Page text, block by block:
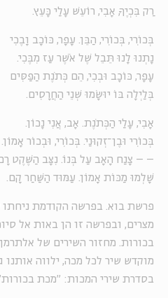
רַק בִּכְיֶךָ, אָבִי, רוֹעֵשׁ עָלַי כָּעֵץ.
בְּכוֹרִי, בְּכוֹרִי, הַבֵּן. עָפָר, כּוֹכָב וָבֶכִי
נָתְנוּ לָנוּ תֵּבֵל שֶׁל אֹשֶׁר עַז מִבֶּכִי.
עָפָר, כּוֹכָב וּבְכִי, הֵם כְּתֹנֶת הַפַּסִּים
בְּלַיְלָה בּוֹ יוּשָׂמוּ שְׁנֵי הַחֲרָסִים.
אָבִי, עָלַי הַכְּתֹנֶת. אָב, אֲנִי נָכוֹן.
בְּכוֹרִי וּבֶן־זְקוּנַי. בְּכוֹרִי, וּבְכוֹר אָמוֹן.
– – צָנַח הָאָב עַל בְּנוֹ. נִצָּב הַשֶּׁקֶט
שָׁלְמוּ מַכּוֹת אָמוֹן. עַמּוּד הַשַּׁחַר קָם.
פרשת בוא. בפרשה הקודמת
מצרים, ובפרשה זו הן באות אל
בכורות. מחזור השירים של
מוקדש שיר לכל מכה, ילווה
בסדרת שירי המכות: "מכת